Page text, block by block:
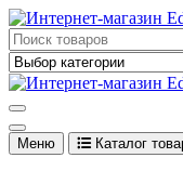
Перейти
к
содержимому
Edupress Uzbekistan,
английском языке
английском языке
Меню Каталог